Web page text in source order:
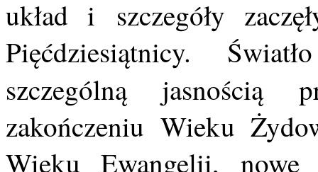
układ i szczegóły
Pięćdziesiątnicy.
szczególną
zakończeniu Wieku
Wieku Ewangelii, nowe